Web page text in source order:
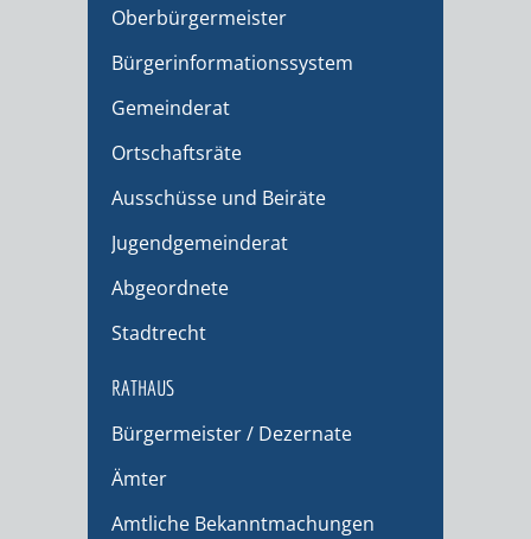
Oberbürgermeister
Bürgerinformationssystem
Gemeinderat
Ortschaftsräte
Ausschüsse und Beiräte
Jugendgemeinderat
Abgeordnete
Stadtrecht
RATHAUS
Bürgermeister / Dezernate
Ämter
Amtliche Bekanntmachungen